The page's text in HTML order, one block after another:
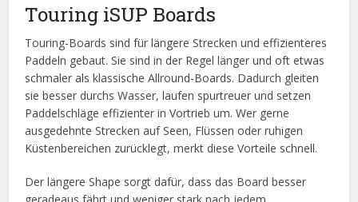
Touring iSUP Boards
Touring-Boards sind für längere Strecken und effizienteres
Paddeln gebaut. Sie sind in der Regel länger und oft etwas
schmaler als klassische Allround-Boards. Dadurch gleiten
sie besser durchs Wasser, laufen spurtreuer und setzen
Paddelschläge effizienter in Vortrieb um. Wer gerne
ausgedehnte Strecken auf Seen, Flüssen oder ruhigen
Küstenbereichen zurücklegt, merkt diese Vorteile schnell.
Der längere Shape sorgt dafür, dass das Board besser